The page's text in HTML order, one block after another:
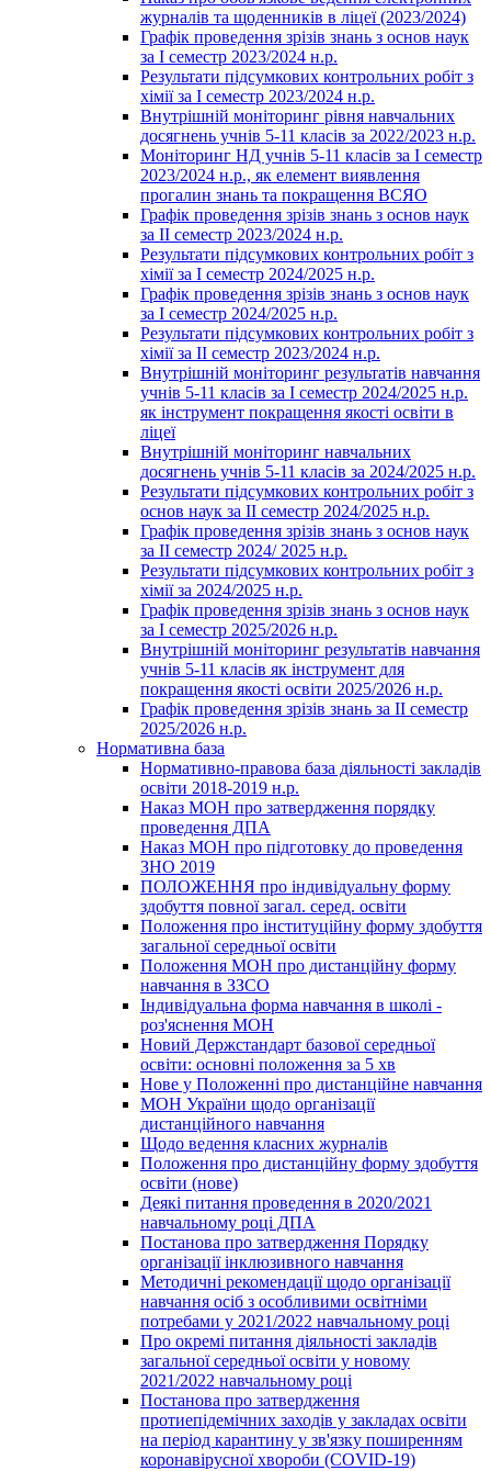
журналів та щоденників в ліцеї (2023/2024)
Графік проведення зрізів знань з основ наук
за І семестр 2023/2024 н.р.
Результати підсумкових контрольних робіт з
хімії за І семестр 2023/2024 н.р.
Внутрішній моніторинг рівня навчальних
досягнень учнів 5-11 класів за 2022/2023 н.р.
Моніторинг НД учнів 5-11 класів за І семестр
2023/2024 н.р., як елемент виявлення
прогалин знань та покращення ВСЯО
Графік проведення зрізів знань з основ наук
за ІІ семестр 2023/2024 н.р.
Результати підсумкових контрольних робіт з
хімії за І семестр 2024/2025 н.р.
Графік проведення зрізів знань з основ наук
за І семестр 2024/2025 н.р.
Результати підсумкових контрольних робіт з
хімії за ІІ семестр 2023/2024 н.р.
Внутрішній моніторинг результатів навчання
учнів 5-11 класів за І семестр 2024/2025 н.р.
як інструмент покращення якості освіти в
ліцеї
Внутрішній моніторинг навчальних
досягнень учнів 5-11 класів за 2024/2025 н.р.
Результати підсумкових контрольних робіт з
основ наук за ІІ семестр 2024/2025 н.р.
Графік проведення зрізів знань з основ наук
за ІІ семестр 2024/ 2025 н.р.
Результати підсумкових контрольних робіт з
хімії за 2024/2025 н.р.
Графік проведення зрізів знань з основ наук
за І семестр 2025/2026 н.р.
Внутрішній моніторинг результатів навчання
учнів 5-11 класів як інструмент для
покращення якості освіти 2025/2026 н.р.
Графік проведення зрізів знань за ІІ семестр
2025/2026 н.р.
Нормативна база
Нормативно-правова база діяльності закладів
освіти 2018-2019 н.р.
Наказ МОН про затвердження порядку
проведення ДПА
Наказ МОН про підготовку до проведення
ЗНО 2019
ПОЛОЖЕННЯ про індивідуальну форму
здобуття повної загал. серед. освіти
Положення про інституційну форму здобуття
загальної середньої освіти
Положення МОН про дистанційну форму
навчання в ЗЗСО
Індивідуальна форма навчання в школі -
роз'яснення МОН
Новий Держстандарт базової середньої
освіти: основні положення за 5 хв
Нове у Положенні про дистанційне навчання
МОН України щодо організації
дистанційного навчання
Щодо ведення класних журналів
Положення про дистанційну форму здобуття
освіти (нове)
Деякі питання проведення в 2020/2021
навчальному році ДПА
Постанова про затвердження Порядку
організації інклюзивного навчання
Методичні рекомендації щодо організації
навчання осіб з особливими освітніми
потребами у 2021/2022 навчальному році
Про окремі питання діяльності закладів
загальної середньої освіти у новому
2021/2022 навчальному році
Постанова про затвердження
протиепідемічних заходів у закладах освіти
на період карантину у зв'язку поширенням
коронавірусної хвороби (COVID-19)